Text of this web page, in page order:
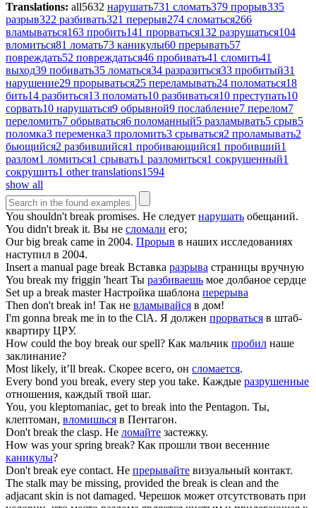
Translations: all5632 нарушать731 сломать379 прорыв335
разрыв322 разбивать321 перерыв274 сломаться266
вламываться163 пробить141 прорваться132 разрушаться104
вломиться81 ломать73 каникулы60 прерывать57
повреждать52 повреждаться46 пробивать41 сломить41
выход39 побивать35 ломаться34 разразиться33 пробитый31
нарушение29 прорываться25 переламывать24 поломаться18
бить14 разбиться13 поломать10 разбиваться10 преступать10
сорвать10 нарушаться9 обрывной9 послабление7 перелом7
переломить7 обрываться6 поломанный5 разламывать5 срыв5
поломка3 переменка3 проломить3 срываться2 проламывать2
бьющийся2 разбившийся1 пробивающийся1 пробивший1
разлом1 ломиться1 срывать1 разломиться1 сокрушенный1
сокрушить1 other translations1594
show all
You shouldn'tbreak promises. Не следует нарушать обещаний.
You didn'tbreak it. Вы не сломали его;
Our big break came in 2004. Прорыв в наших исследованиях
наступил в 2004.
Insert a manual page break Вставка разрыва страницы вручную
You break my friggin 'heart Ты разбиваешь мое долбаное сердце
Set up a break master Настройка шаблона перерыва
Then don'tbreak in! Так не вламывайся в дом!
I'm gonna break me in to the ClA. Я должен прорваться в штаб-
квартиру ЦРУ.
How could the boy break our spell? Как мальчик пробил наше
заклинание?
Most likely, it’ll break. Скорее всего, он сломается.
Every bond you break, every step you take. Каждые разрушенные
отношения, каждый твой шаг.
You, you kleptomaniac, get to break into the Pentagon. Ты,
клептоман, вломишься в Пентагон.
Don'tbreak the clasp. Не ломайте застежку.
How was your spring break? Как прошли твои весенние
каникулы?
Don'tbreak eye contact. Не прерывайте визуальный контакт.
The stalk may be missing, provided the break is clean and the
adjacant skin is not damaged. Черешок может отсутствовать при